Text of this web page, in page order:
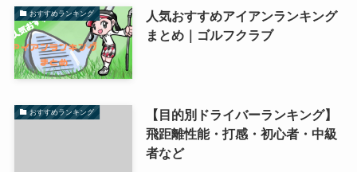
おすすめランキング
人気おすすめアイアンランキング
まとめ｜ゴルフクラブ
おすすめランキング
【目的別ドライバーランキング】
飛距離性能・打感・初心者・中級
者など